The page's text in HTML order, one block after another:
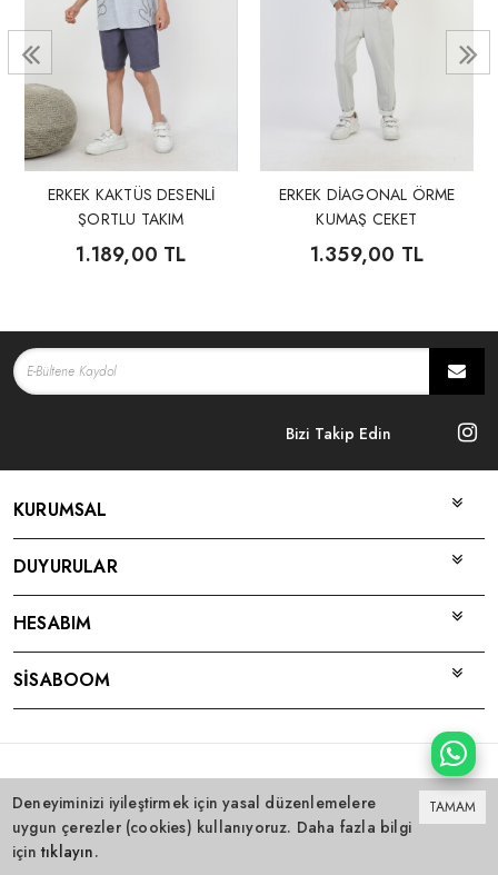
ERKEK KAKTÜS DESENLİ
ŞORTLU TAKIM
1.189,00 TL
ERKEK DİAGONAL ÖRME
KUMAŞ CEKET
PANTOLON 2.Lİ TAKIM
1.359,00 TL
Bizi Takip Edin
KURUMSAL
DUYURULAR
HESABIM
SİSABOOM
ile hazırlanmıştır.
TAMAM
Deneyiminizi iyileştirmek için yasal düzenlemelere
uygun çerezler (cookies) kullanıyoruz. Daha fazla bilgi
için tıklayın.